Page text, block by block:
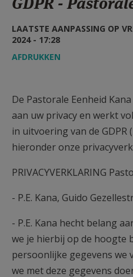
AANMELDEN OF
LAATSTE AANPASSING OP
2024 - 17:28
AFDRUKKEN
De Pastorale Eenheid
aan uw privacy en werkt
in uitvoering van de GDPR
hieronder onze
PRIVACYVERKLARING
- P.E. Kana, Guido
- P.E. Kana hecht belang
we je hierbij op de hoogte
persoonlijke gegevens we
we met deze gegevens